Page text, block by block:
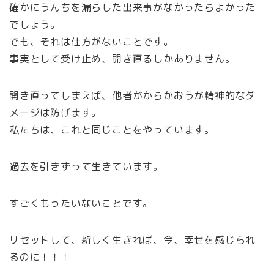
確かにうんちを漏らした出来事がなかったらよかった
でしょう。
でも、それは仕方がないことです。
事実として受け止め、開き直るしかありません。
開き直ってしまえば、他者がからかおうが精神的なダ
メージは防げます。
私たちは、これと同じことをやっています。
過去を引きずって生きています。
すごくもったいないことです。
リセットして、新しく生きれば、今、幸せを感じられ
るのに！！！